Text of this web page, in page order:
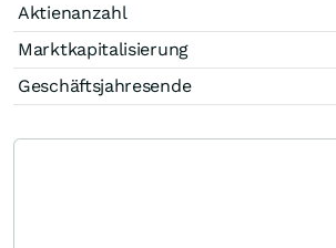
Aktienanzahl
Marktkapitalisierung
Geschäftsjahresende